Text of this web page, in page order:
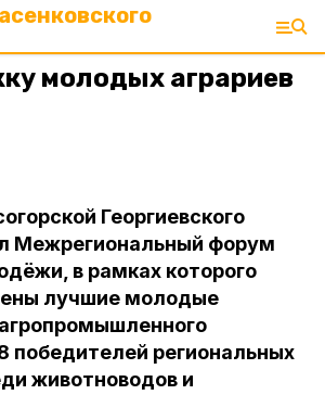
молодых аграриев
Георгиевского
Межрегиональный форум
в рамках которого
лучшие молодые
победителей региональных
животноводов и